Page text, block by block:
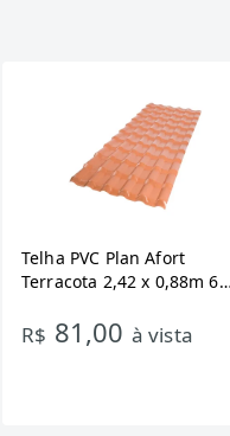
Telha PVC Plan Afort
Terracota 2,42 x 0,88m 6
R$ 81,00 à vista